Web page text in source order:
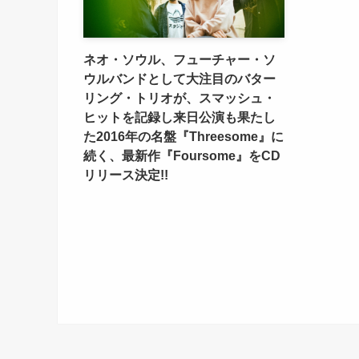
ネオ・ソウル、フューチャー・ソ
ウルバンドとして大注目のバター
リング・トリオが、スマッシュ・
ヒットを記録し来日公演も果たし
た2016年の名盤『Threesome』に
続く、最新作『Foursome』をCD
リリース決定!!